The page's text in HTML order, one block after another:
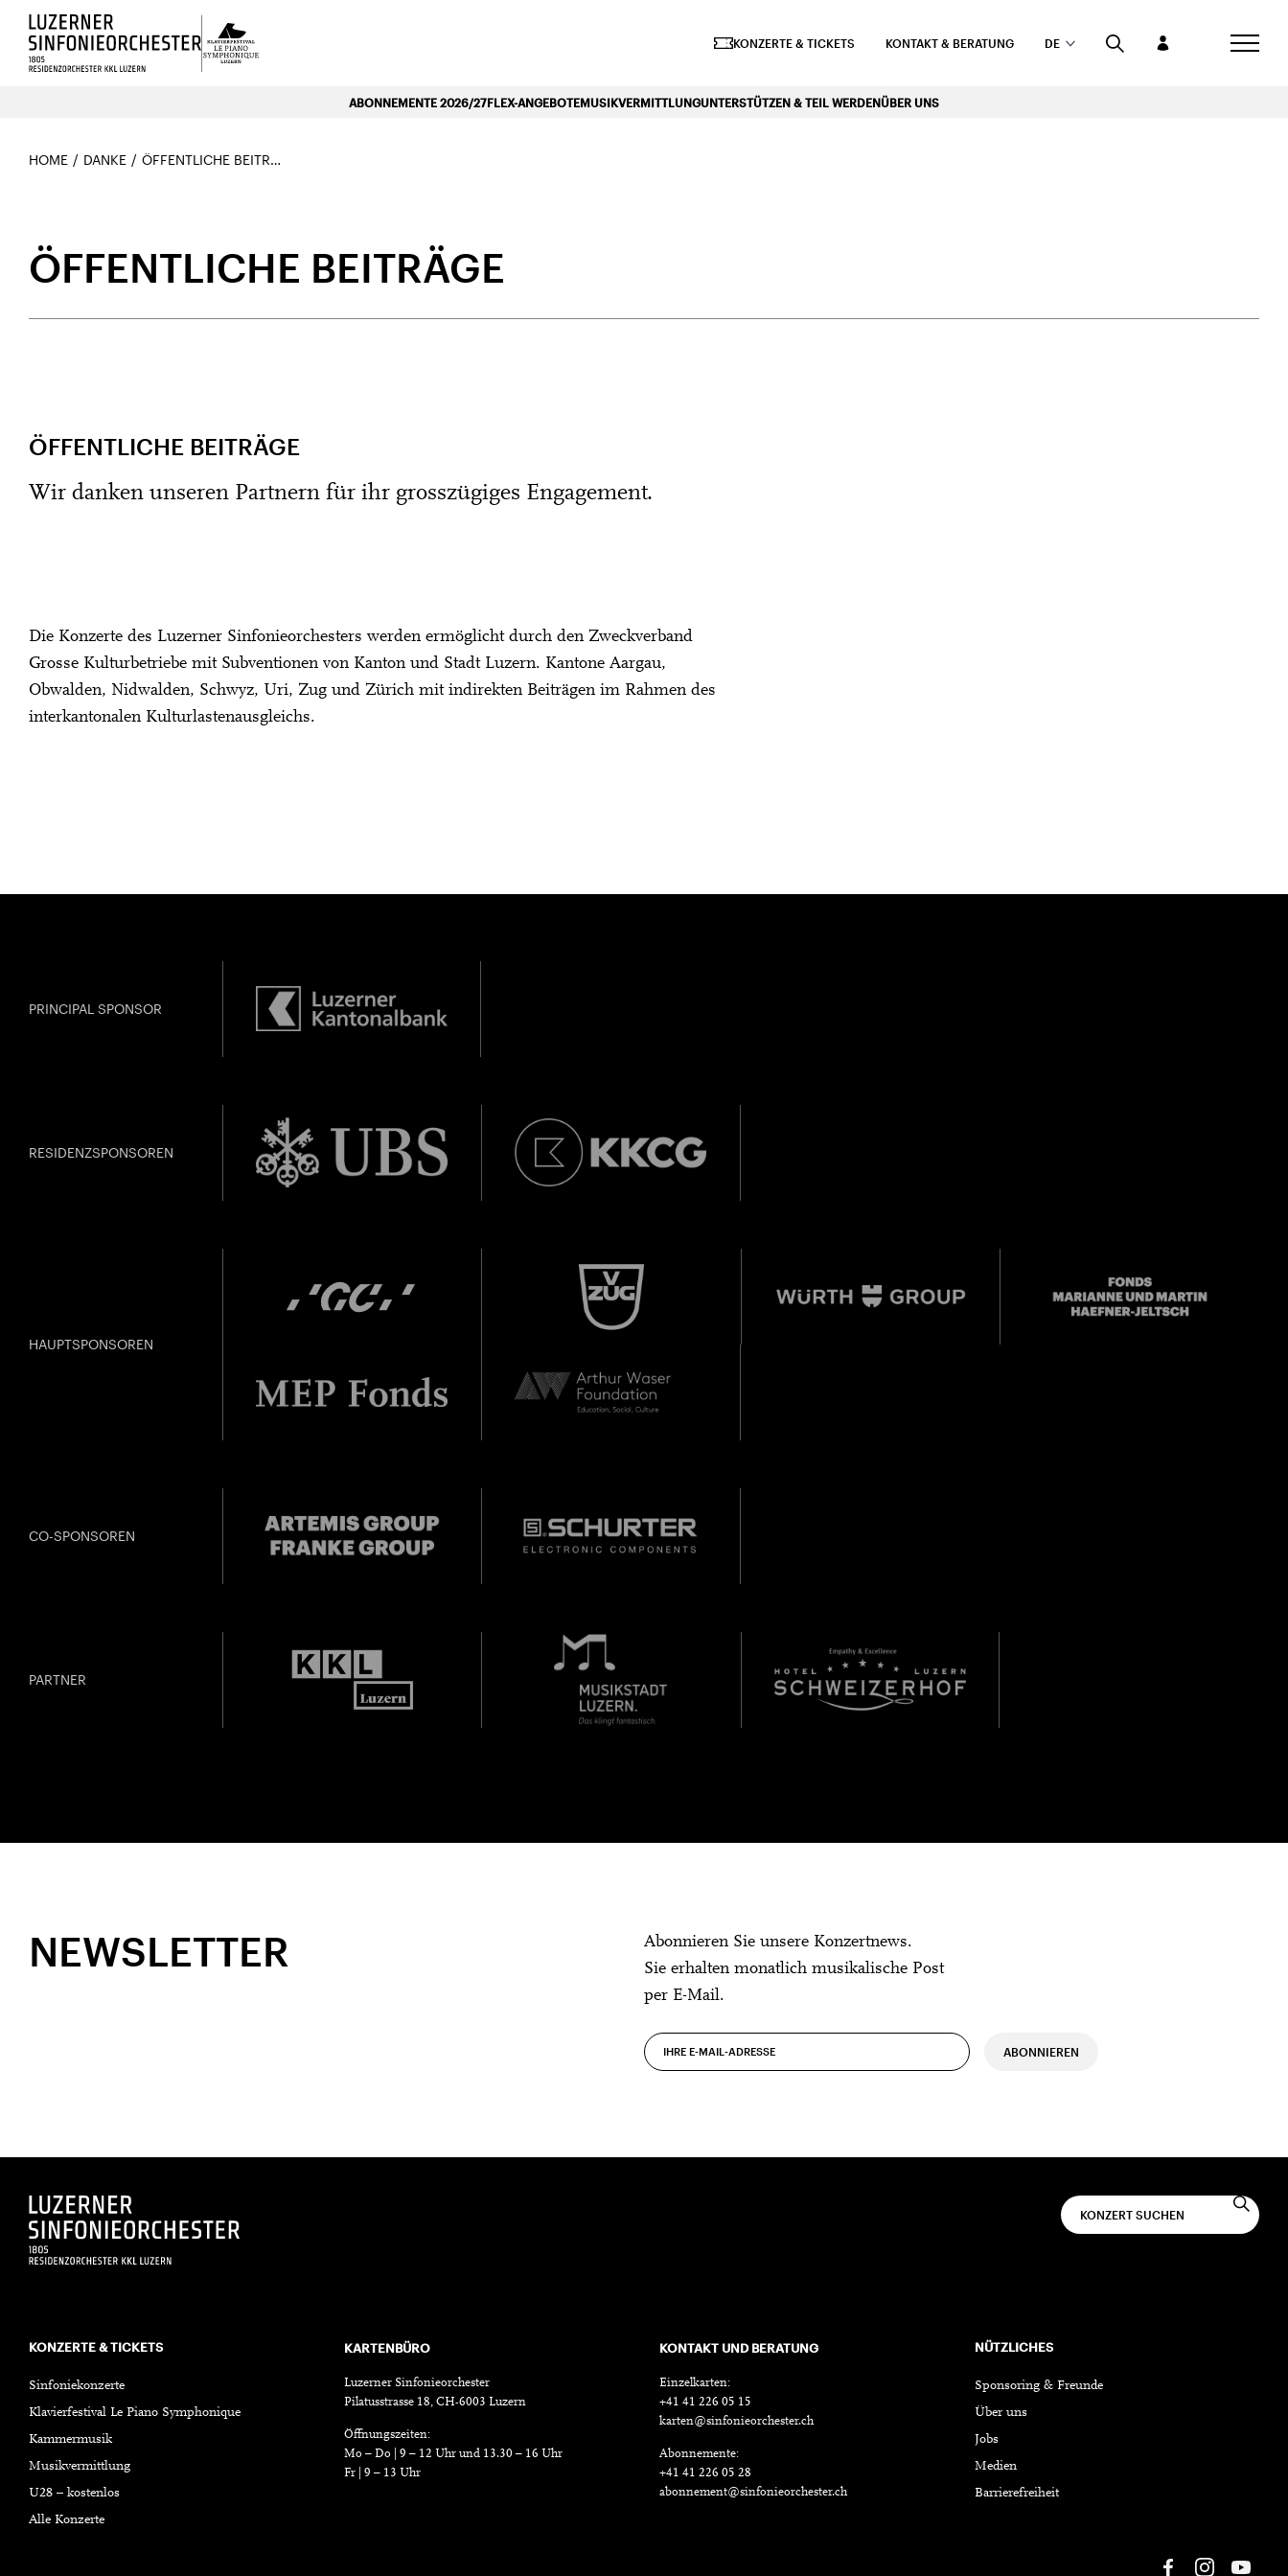
Luzerns Klavierfestival «Le Piano Symphonique»
KONZERTE & TICKETS KONTAKT & BERATUNG DE
ABONNEMENTE 2026/27FLEX-ANGEBOTEMUSIKVERMITTLUNGUNTERSTÜTZEN & TEIL WERDENÜBER UNS
HOME DANKE ÖFFENTLICHE BEITRÄGE
ÖFFENTLICHE BEITRÄGE
ÖFFENTLICHE BEITRÄGE
Wir danken unseren Partnern für ihr grosszügiges Engagement.
Die Konzerte des Luzerner Sinfonieorchesters werden ermöglicht durch den Zweckverband
Grosse Kulturbetriebe mit Subventionen von Kanton und Stadt Luzern. Kantone Aargau,
Obwalden, Nidwalden, Schwyz, Uri, Zug und Zürich mit indirekten Beiträgen im Rahmen des
interkantonalen Kulturlastenausgleichs.
PRINCIPAL SPONSOR
RESIDENZSPONSOREN
HAUPTSPONSOREN
CO-SPONSOREN
PARTNER
NEWSLETTER
Abonnieren Sie unsere Konzertnews.
Sie erhalten monatlich musikalische Post
per E-Mail.
ABONNIEREN
KONZERTE & TICKETS
Sinfoniekonzerte
Klavierfestival Le Piano Symphonique
Kammermusik
Musikvermittlung
U28 – kostenlos
Alle Konzerte
KARTENBÜRO
Luzerner Sinfonieorchester
Pilatusstrasse 18, CH-6003 Luzern
Öffnungszeiten:
Mo – Do | 9 – 12 Uhr und 13.30 – 16 Uhr
Fr | 9 – 13 Uhr
KONTAKT UND BERATUNG
Einzelkarten:
+41 41 226 05 15
karten@sinfonieorchester.ch
Abonnemente:
+41 41 226 05 28
abonnement@sinfonieorchester.ch
NÜTZLICHES
Sponsoring & Freunde
Über uns
Jobs
Medien
Barrierefreiheit